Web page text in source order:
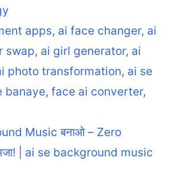
apps, ai face changer, ai
swap, ai girl generator, ai
photo transformation, ai se
banaye, face ai converter,
Music बनाओ – Zero
| ai se background music